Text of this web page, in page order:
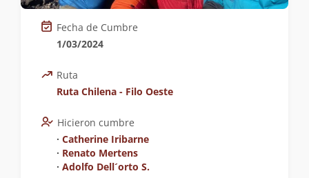
Fecha de Cumbre
1/03/2024
Ruta
Ruta Chilena - Filo Oeste
Hicieron cumbre
∙ Catherine Iribarne
∙ Renato Mertens
∙ Adolfo Dell´orto S.